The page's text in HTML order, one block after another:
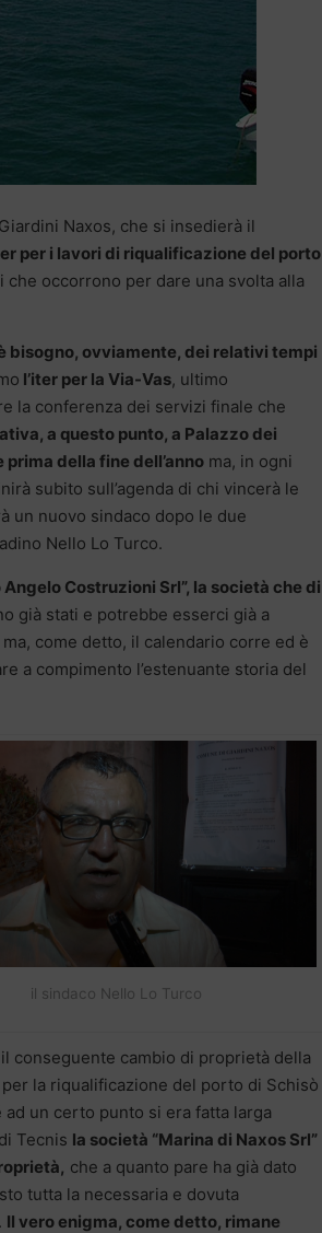
Naxos, che si insedierà il
per i lavori di riqualificazione del porto
occorrono per dare una svolta alla
bisogno, ovviamente, dei relativi tempi
l’iter per la Via-Vas, ultimo
la conferenza dei servizi finale che
a questo punto, a Palazzo dei
della fine dell’anno ma, in ogni
subito sull’agenda di chi vincerà le
un nuovo sindaco dopo le due
Nello Lo Turco.
Costruzioni Srl”, la società che di
già stati e potrebbe esserci già a
come detto, il calendario corre ed è
a compimento l’estenuante storia del
il sindaco Nello Lo Turco
conseguente cambio di proprietà della
la riqualificazione del porto di Schisò
un certo punto si era fatta larga
Tecnis la società “Marina di Naxos Srl”
che a quanto pare ha già dato
tutta la necessaria e dovuta
Il vero enigma, come detto, rimane